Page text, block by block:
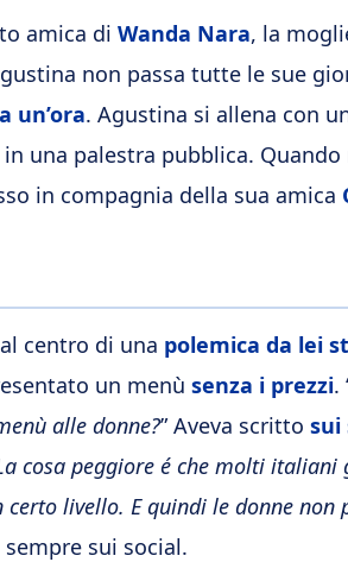
amica di Wanda Nara, la
non passa tutte le sue
un’ora. Agustina si allena con
una palestra pubblica.
in compagnia della sua amica
centro di una polemica da lei
un menù senza i prezzi.
alle donne?” Aveva scritto sui
cosa peggiore é che molti
livello. E quindi le donne
sempre sui social.